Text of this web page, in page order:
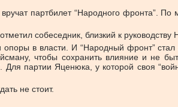
партбилет “Народного фронта”.
собеседник, близкий к руководству
в власти. И “Народный фронт”
чтобы сохранить влияние и не
партии Яценюка, у которой своя
не стоит.